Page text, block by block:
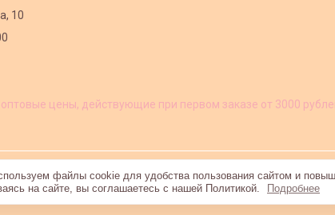
10
цены, действующие при первом заказе от 3000
файлы cookie для удобства пользования сайтом и
на сайте, вы соглашаетесь с нашей Политикой.
Подробнее